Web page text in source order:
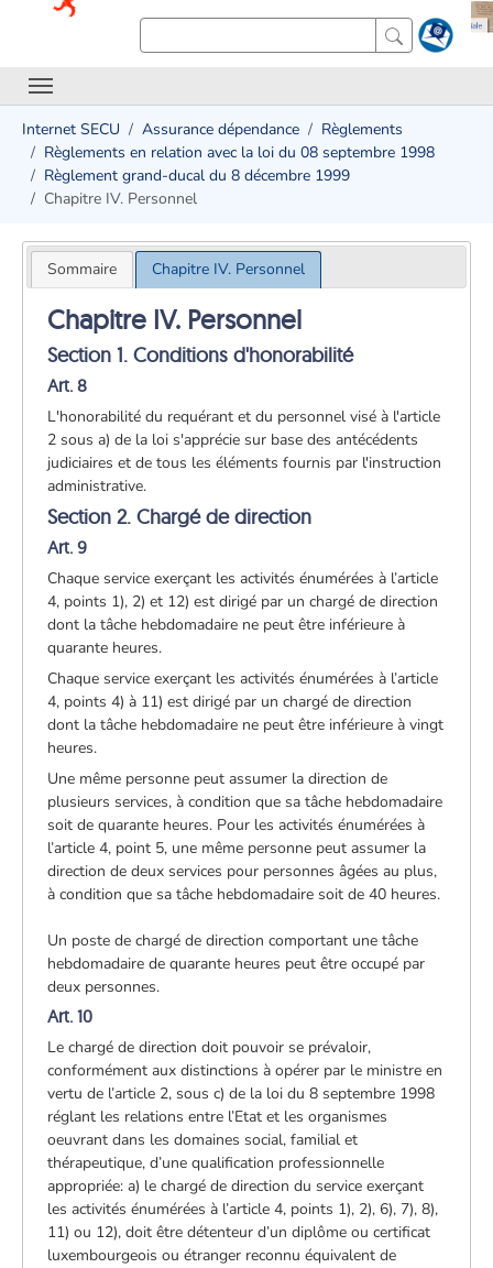
Internet SECU Assurance dépendance
Règlements
Règlements en relation avec la loi du 08 septembre 1998
Règlement grand-ducal du 8 décembre 1999
Chapitre IV. Personnel
Sommaire Chapitre IV. Personnel
Chapitre IV. Personnel
Section 1. Conditions d'honorabilité
Art. 8
L'honorabilité du requérant et du personnel visé à l'article
2 sous a) de la loi s'apprécie sur base des antécédents
judiciaires et de tous les éléments fournis par l'instruction
administrative.
Section 2. Chargé de direction
Art. 9
Chaque service exerçant les activités énumérées à l’article
4, points 1), 2) et 12) est dirigé par un chargé de direction
dont la tâche hebdomadaire ne peut être inférieure à
quarante heures.
Chaque service exerçant les activités énumérées à l’article
4, points 4) à 11) est dirigé par un chargé de direction
dont la tâche hebdomadaire ne peut être inférieure à vingt
heures.
Une même personne peut assumer la direction de
plusieurs services, à condition que sa tâche hebdomadaire
soit de quarante heures. Pour les activités énumérées à
l’article 4, point 5, une même personne peut assumer la
direction de deux services pour personnes âgées au plus,
à condition que sa tâche hebdomadaire soit de 40 heures.
Un poste de chargé de direction comportant une tâche
hebdomadaire de quarante heures peut être occupé par
deux personnes.
Art. 10
Le chargé de direction doit pouvoir se prévaloir,
conformément aux distinctions à opérer par le ministre en
vertu de l’article 2, sous c) de la loi du 8 septembre 1998
réglant les relations entre l’Etat et les organismes
oeuvrant dans les domaines social, familial et
thérapeutique, d’une qualification professionnelle
appropriée: a) le chargé de direction du service exerçant
les activités énumérées à l’article 4, points 1), 2), 6), 7), 8),
11) ou 12), doit être détenteur d’un diplôme ou certificat
luxembourgeois ou étranger reconnu équivalent de